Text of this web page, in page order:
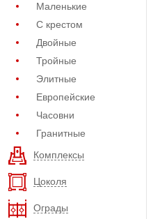
Маленькие
С крестом
Двойные
Тройные
Элитные
Европейские
Часовни
Гранитные
Комплексы
Цоколя
Ограды